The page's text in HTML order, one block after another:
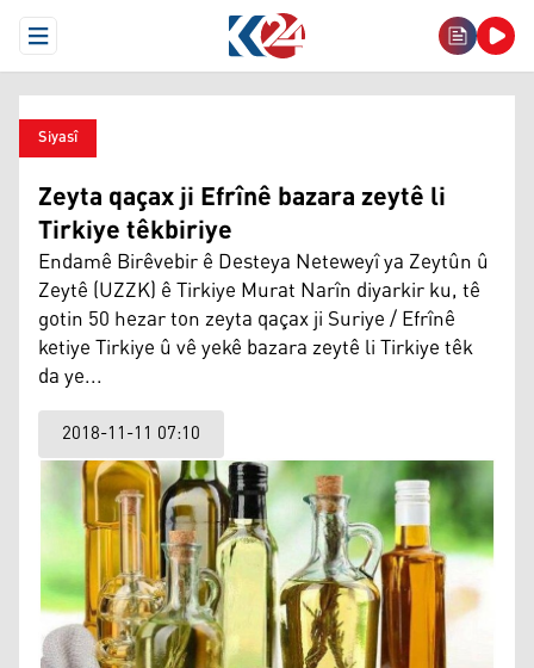
Open Menu
Siyasî
Zeyta qaçax ji Efrînê bazara zeytê li
Tirkiye têkbiriye
Endamê Birêvebir ê Desteya Neteweyî ya Zeytûn û
Zeytê (UZZK) ê Tirkiye Murat Narîn diyarkir ku, tê
gotin 50 hezar ton zeyta qaçax ji Suriye / Efrînê
ketiye Tirkiye û vê yekê bazara zeytê li Tirkiye têk
da ye...
2018-11-11 07:10